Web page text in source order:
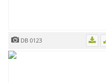
DB 0123